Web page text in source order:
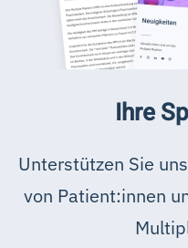
Ihre
Unterstützen Sie
von Patient:innen